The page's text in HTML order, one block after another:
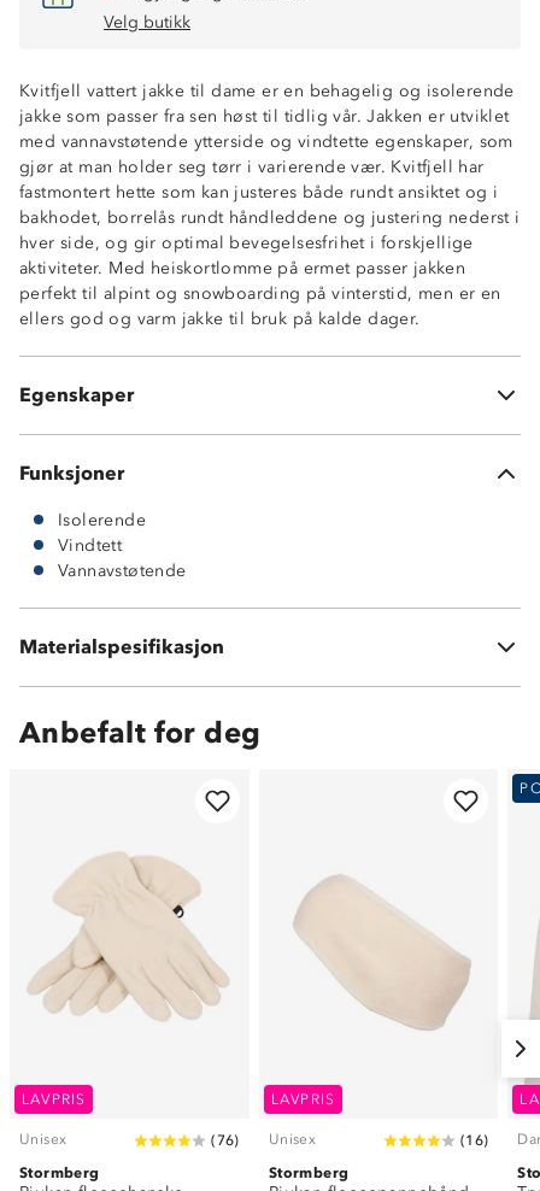
Velg butikk
Kvitfjell vattert jakke til dame er en behagelig og isolerende
jakke som passer fra sen høst til tidlig vår. Jakken er utviklet
med vannavstøtende ytterside og vindtette egenskaper, som
gjør at man holder seg tørr i varierende vær. Kvitfjell har
fastmontert hette som kan justeres både rundt ansiktet og i
bakhodet, borrelås rundt håndleddene og justering nederst i
hver side, og gir optimal bevegelsesfrihet i forskjellige
aktiviteter. Med heiskortlomme på ermet passer jakken
perfekt til alpint og snowboarding på vinterstid, men er en
ellers god og varm jakke til bruk på kalde dager.
Egenskaper
Vannavstøtende (4 000 mm vannsøyle)
Vindtett
Isolerende
Fast hette med justering
Borrelås på ermer
Heiskortlomme med glidelås
Justering nede i sidene
Oeko-Tex Standard 100
Funksjoner
Isolerende
Vindtett
Vannavstøtende
Materialspesifikasjon
100 % polyester
Anbefalt for deg
LAVPRIS
Unisex (76)
Stormberg
LAVPRIS
Unisex (16)
Stormberg